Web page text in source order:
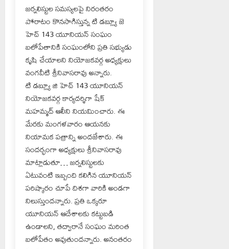
జర్నలిస్టుల సమస్యలపై నిరంతరం
పోరాటం కొనసాగిస్తున్న టి డబ్ల్యూ జె
హెచ్ 143 యూనియన్ సంఘం
బలోపేతానికి సంఘంలోని ప్రతి సభ్యుడు
కృషి చేయాలని నియోజకవర్గ అధ్యక్షులు
వంగవీటి శ్రీనివాసరావు అన్నారు.
టి డబ్ల్యూ జి హెచ్ 143 యూనియన్
నియోజకవర్గ కార్యదర్శిగా షేక్
మహమ్మద్ ఆలీని నియమించారు. ఈ
మేరకు మంగళవారం ఆయనకు
నియామక పత్రాన్ని అందజేశారు. ఈ
సందర్భంగా అధ్యక్షులు శ్రీనివాసరావు
మాట్లాడుతూ… జర్నలిస్టులకు
ఏటువంటి ఇబ్బంది కలిగిన యూనియన్
పరిష్కారం చూపే దిశగా వారికి అండగా
నిలుస్తుందన్నారు. ప్రతి ఒక్కరూ
యూనియన్ ఆదేశాలకు కట్టుబడి
ఉండాలని, తద్వారానే సంఘం మరింత
బలోపేతం అవుతుందన్నారు. అనంతరం